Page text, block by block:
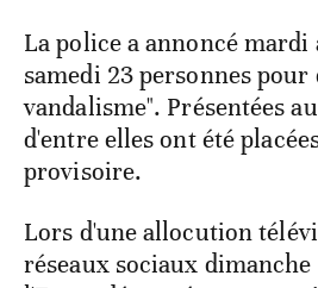
La police a annoncé
samedi 23 personnes pour
vandalisme". Présentées
d'entre elles ont été
provisoire.
Lors d'une allocution
réseaux sociaux